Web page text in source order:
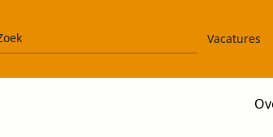
Vacatures